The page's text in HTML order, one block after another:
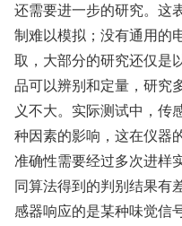
还需要进一步的研究。这
制难以模拟；没有通用的
取，大部分的研究还仅是
品可以辨别和定量，研究
义不大。实际测试中，传
种因素的影响，这在仪器
准确性需要经过多次进样
同算法得到的判别结果有
感器响应的是某种味觉信